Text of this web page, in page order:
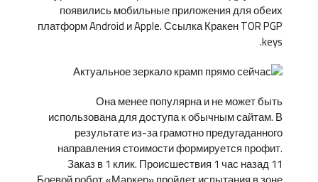
появились мобильные приложения для обеих
платформ Android и Apple. Ссылка Кракен TOR PGP
keys.
Она менее популярна и не может быть
использована для доступа к обычным сайтам. В
результате из-за грамотно предугаданного
направления стоимости формируется профит.
Заказ в 1 клик. Происшествия 1 час назад 11